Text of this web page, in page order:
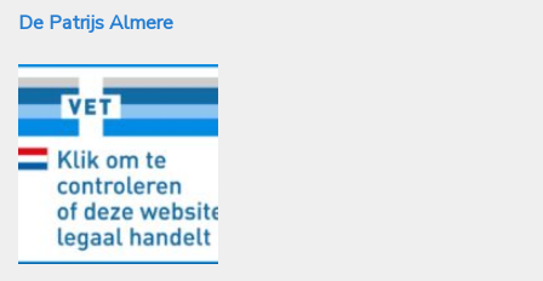
De Patrijs Almere